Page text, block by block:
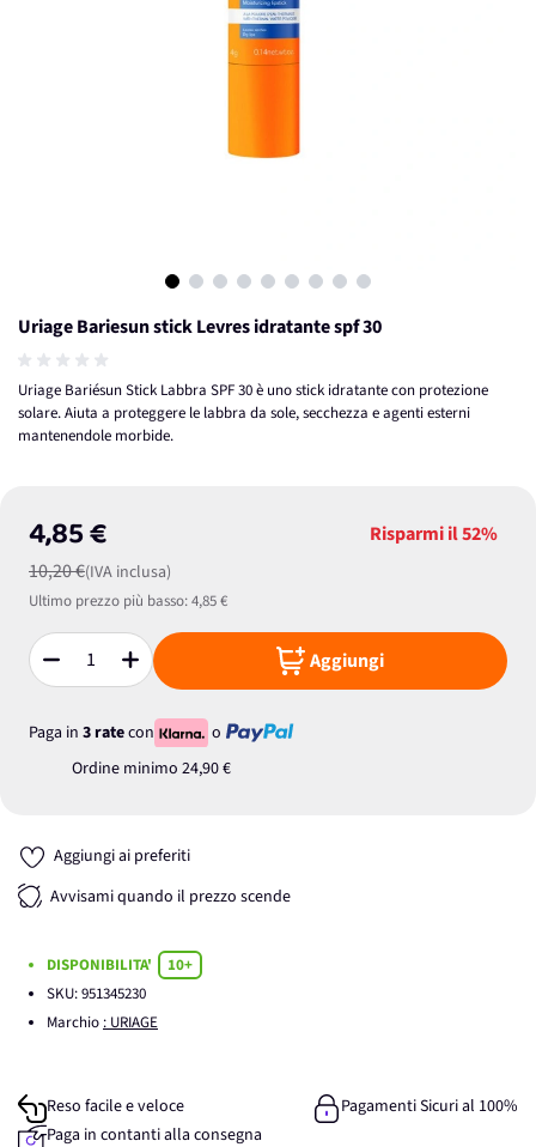
View larger image
View larger image
View larger image
View larger image
View larger image
View larger image
View larger image
View larger image
View larger image
Uriage Bariesun stick Levres idratante spf 30
Uriage Bariésun Stick Labbra SPF 30 è uno stick idratante con protezione
solare. Aiuta a proteggere le labbra da sole, secchezza e agenti esterni
mantenendole morbide.
4,85 €
10,20 €(IVA inclusa)
Risparmi il52%
Ultimo prezzo più basso:4,85 €
Quantità Aggiungi
Paga in 3 ratecon
o
Ordine minimo 24,90 €
Aggiungi ai preferiti
Avvisami quando il prezzo scende
DISPONIBILITA'
10+
SKU:951345230
Marchio : URIAGE
Reso facile e veloce
Pagamenti Sicuri al 100%
Paga in contanti alla consegna